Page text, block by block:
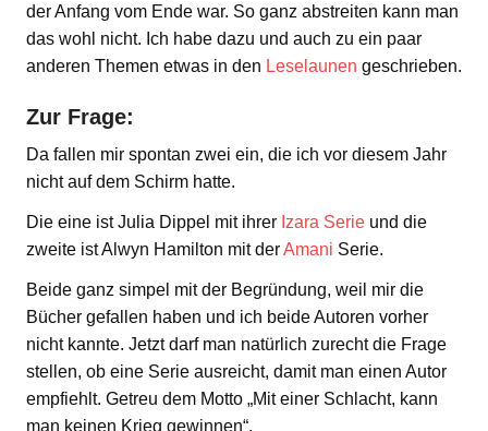
der Anfang vom Ende war. So ganz abstreiten kann man
das wohl nicht. Ich habe dazu und auch zu ein paar
anderen Themen etwas in den Leselaunen geschrieben.
Zur Frage:
Da fallen mir spontan zwei ein, die ich vor diesem Jahr
nicht auf dem Schirm hatte.
Die eine ist Julia Dippel mit ihrer Izara Serie und die
zweite ist Alwyn Hamilton mit derAmani Serie.
Beide ganz simpel mit der Begründung, weil mir die
Bücher gefallen haben und ich beide Autoren vorher
nicht kannte. Jetzt darf man natürlich zurecht die Frage
stellen, ob eine Serie ausreicht, damit man einen Autor
empfiehlt. Getreu dem Motto „Mit einer Schlacht, kann
man keinen Krieg gewinnen“.